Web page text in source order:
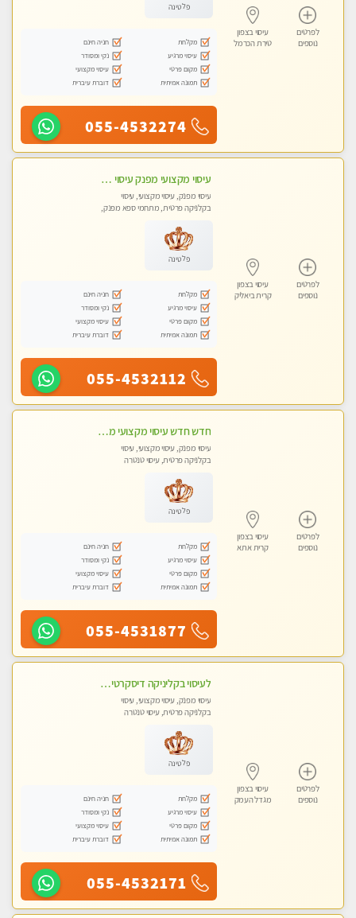
לפרטים
נוספים
עיסוי בצפון
טירת הכרמל
פלטינה
מקלחת
חניה חינם
עיסוי מרגיע
נקי ומסודר
מקום פרטי
עיסוי מקצועי
תמונה אמיתית
דוברת עיברית
055-4532274
לפרטים
נוספים
עיסוי בצפון
קרית ביאליק
עיסוי מקצועי מפנק עיסוי עם אבנים חמות. מעסה עם תעודות. טיפול מרגיע משוחרר באווירה נעימה נקיה ומסודרת. יש חניה ומקלחת
עיסוי מפנק, עיסוי מקצועי, עיסוי
בקלניקה פרטית, מתחמי ספא מפנק,
פלטינה
מקלחת
חניה חינם
עיסוי מרגיע
נקי ומסודר
מקום פרטי
עיסוי מקצועי
תמונה אמיתית
דוברת עיברית
055-4532112
לפרטים
נוספים
עיסוי בצפון
קרית אתא
חדש חדש עיסוי מקצועי מפנק עיסוי עם אבנים חמות. מעסה עם תעודות. טיפול מרגיע משוחרר באווירה נעימה נקיה ומסודרת
עיסוי מפנק, עיסוי מקצועי, עיסוי
בקלניקה פרטית, עיסוי טנטרה
פלטינה
מקלחת
חניה חינם
עיסוי מרגיע
נקי ומסודר
מקום פרטי
עיסוי מקצועי
תמונה אמיתית
דוברת עיברית
055-4531877
לפרטים
נוספים
עיסוי בצפון
מגדל העמק
לעיסוי בקליניקה דיסקרטית -בחיפה
עיסוי מפנק, עיסוי מקצועי, עיסוי
בקלניקה פרטית, עיסוי טנטרה
פלטינה
מקלחת
חניה חינם
עיסוי מרגיע
נקי ומסודר
מקום פרטי
עיסוי מקצועי
תמונה אמיתית
דוברת עיברית
055-4532171